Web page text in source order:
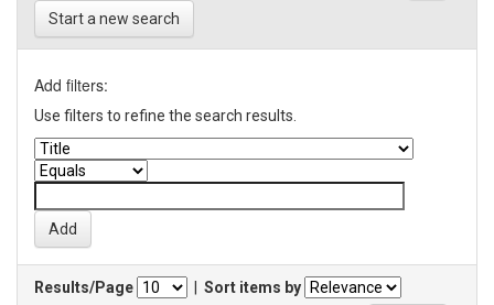
Start a new search
Add filters:
Use filters to refine the search results.
Results/Page
Sort items by